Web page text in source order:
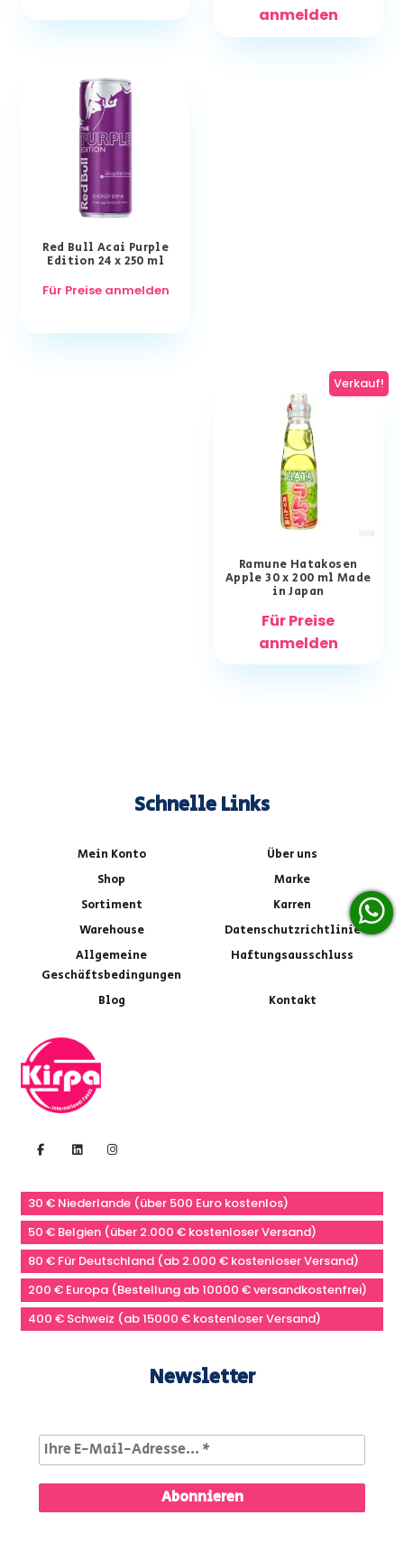
anmelden
Red Bull Acai Purple
Edition 24 x 250 ml
Für Preise anmelden
Verkauf!
Ramune Hatakosen
Apple 30 x 200 ml Made
in Japan
Für Preise
anmelden
Schnelle Links
Mein Konto
Über uns
Shop
Marke
Sortiment
Karren
Warehouse
Datenschutzrichtlinie
Allgemeine
Geschäftsbedingungen
Haftungsausschluss
Blog Kontakt
30 € Niederlande (über 500 Euro kostenlos)
50 € Belgien (über 2.000 € kostenloser Versand)
80 € Für Deutschland (ab 2.000 € kostenloser Versand)
200 € Europa (Bestellung ab 10000 € versandkostenfrei)
400 € Schweiz (ab 15000 € kostenloser Versand)
Newsletter